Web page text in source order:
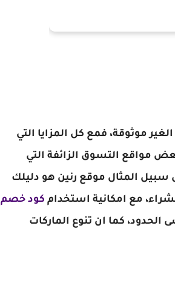
موثوقة، فمع كل المزايا التي
مواقع التسوق الزائفة التي
المثال موقع رنين هو دليلك
مع امكانية استخدام كود خصم
كما ان تنوع الماركات